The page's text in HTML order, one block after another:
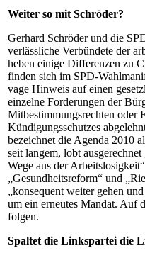
Weiter so mit Schröder?
Gerhard Schröder und die
verlässliche Verbündete der
heben einige Differenzen zu
finden sich im SPD-
vage Hinweis auf einen
einzelne Forderungen der
Mitbestimmungsrechten oder
Kündigungsschutzes
bezeichnet die Agenda 2010
seit langem, lobt
Wege aus der
„Gesundheitsreform“ und
„konsequent weiter gehen
um ein erneutes Mandat. Auf
folgen.
Spaltet die Linkspartei die